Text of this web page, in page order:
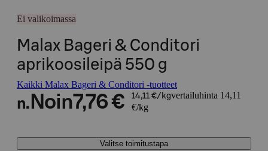
Ei valikoimassa
Malax Bageri & Conditori
aprikoosileipä 550 g
Kaikki Malax Bageri & Conditori -tuotteet
n. Noin7,76 € 14,11 €/kgvertailuhinta 14,11
€/kg
Valitse toimitustapa